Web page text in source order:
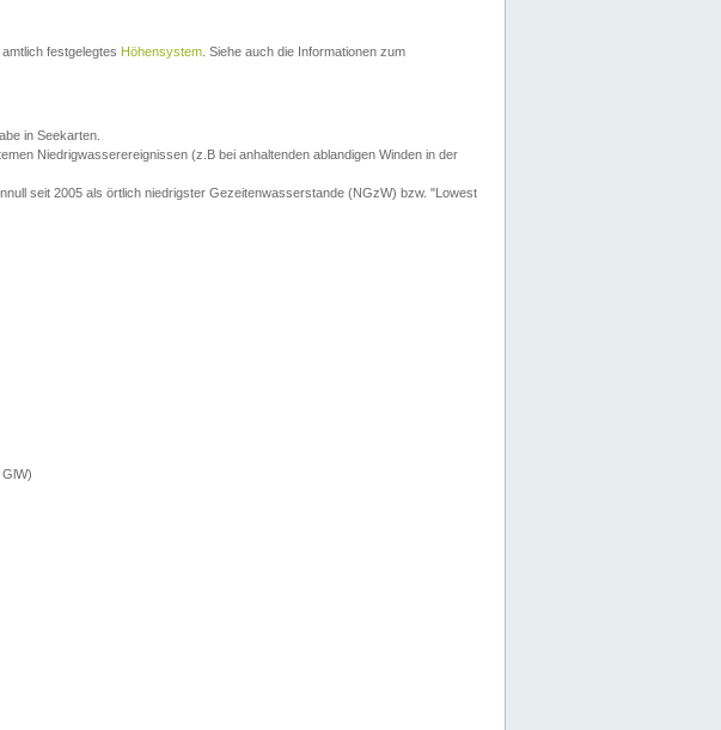
festgelegtes Höhensystem . Siehe auch die Informationen zum
in Seekarten.
Niedrigwasserereignissen (z.B bei anhaltenden ablandigen Winden in der
seit 2005 als örtlich niedrigster Gezeitenwasserstande (NGzW) bzw. "Lowest